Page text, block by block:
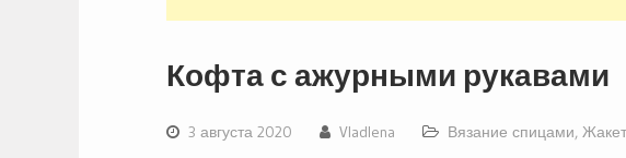
Кофта с ажурными рукавами
3 августа 2020 Vladlena Вязание спицами,